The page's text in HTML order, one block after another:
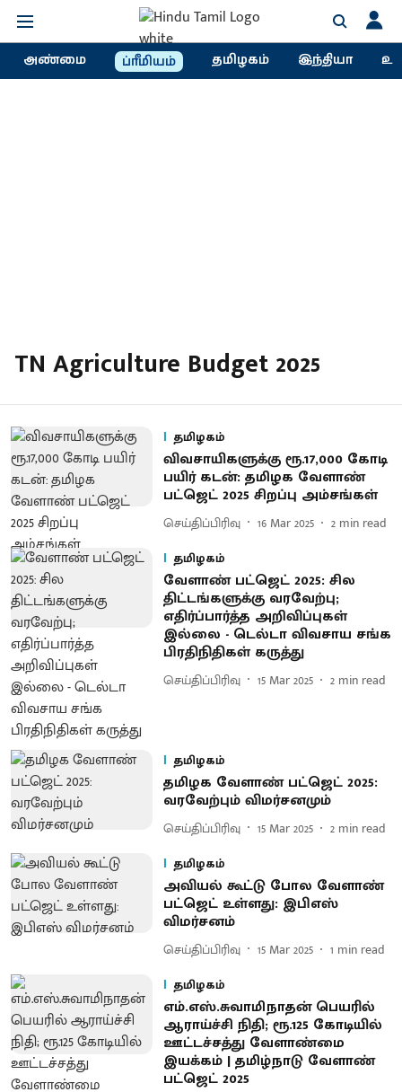
அண்மை ப்ரீமியம் தமிழகம் இந்தியா
TN Agriculture Budget 2025
தமிழகம்
விவசாயிகளுக்கு ரூ.17,000 கோடி
பயிர் கடன்: தமிழக வேளாண்
பட்ஜெட் 2025 சிறப்பு அம்சங்கள்
செய்திப்பிரிவு 16 Mar 2025 2 min read
தமிழகம்
வேளாண் பட்ஜெட் 2025: சில
திட்டங்களுக்கு வரவேற்பு;
எதிர்ப்பார்த்த அறிவிப்புகள்
இல்லை - டெல்டா விவசாய சங்க
பிரதிநிதிகள் கருத்து
செய்திப்பிரிவு 15 Mar 2025 2 min read
தமிழகம்
தமிழக வேளாண் பட்ஜெட் 2025:
வரவேற்பும் விமர்சனமும்
செய்திப்பிரிவு 15 Mar 2025 2 min read
தமிழகம்
அவியல் கூட்டு போல வேளாண்
பட்ஜெட் உள்ளது: இபிஎஸ்
விமர்சனம்
செய்திப்பிரிவு 15 Mar 2025 1 min read
தமிழகம்
எம்.எஸ்.சுவாமிநாதன் பெயரில்
ஆராய்ச்சி நிதி; ரூ.125 கோடியில்
ஊட்டச்சத்து வேளாண்மை
இயக்கம் | தமிழ்நாடு வேளாண்
பட்ஜெட் 2025